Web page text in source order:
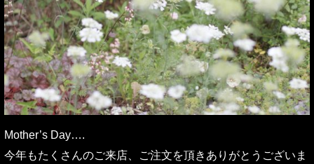
Mother’s Day….
今年もたくさんのご来店、ご注文を頂きありがとうございま